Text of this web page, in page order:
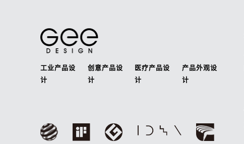
工业产品设
计
创意产品设
计
医疗产品设
计
产品外观设
计